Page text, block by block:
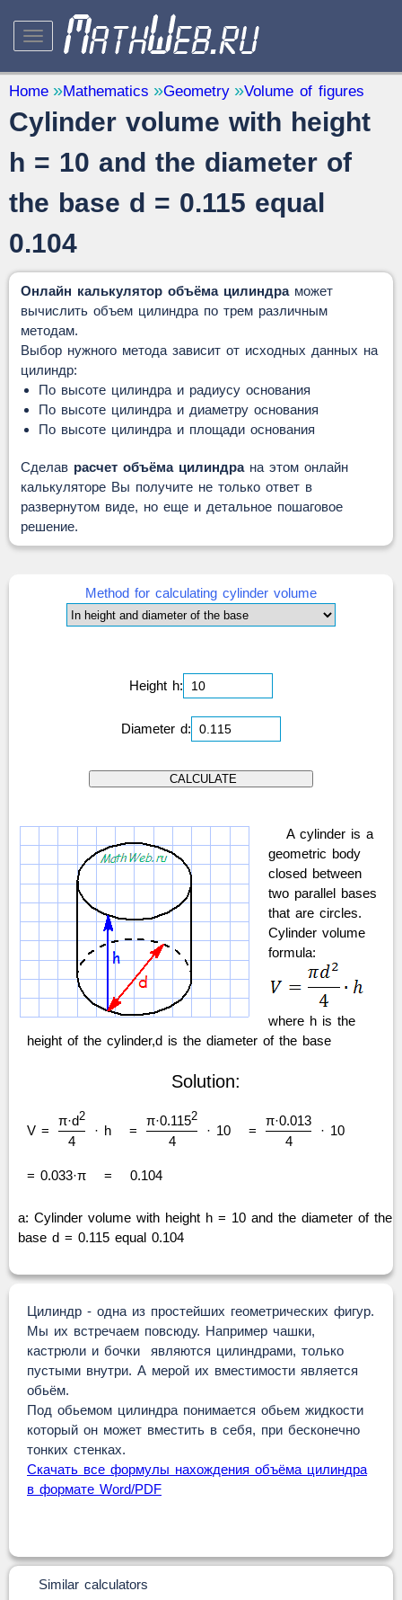
STUDY AND SCIENCE — 32
Mathematics — 31
QUANTITY CONVERTERS — 2
Home Mathematics Geometry Volume of figures
Cylinder volume with height
h = 10 and the diameter of
the base d = 0.115 equal
0.104
Онлайн калькулятор объёма цилиндраможет
вычислить объем цилиндра по трем различным
методам.
Выбор нужного метода зависит от исходных данных на
цилиндр:
По высоте цилиндра и радиусу основания
По высоте цилиндра и диаметру основания
По высоте цилиндра и площади основания
Сделав расчет объёма цилиндрана этом онлайн
калькуляторе Вы получите не только ответ в
развернутом виде, но еще и детальное пошаговое
решение.
Method for calculating cylinder volume
Height h:
Diameter d:
A cylinder is a
geometric body
closed between
two parallel bases
that are circles.
Cylinder volume
formula:
where h is the
height of the cylinder,d is the diameter of the base
Solution:
V =
π·d2
4
· h =
π·0.1152
4
· 10 =
π·0.013
4
· 10
= 0.033·π = 0.104
a: Cylinder volume with height h = 10 and the diameter of the
base d = 0.115 equal 0.104
Цилиндр - одна из простейших геометрических фигур.
Мы их встречаем повсюду. Например чашки,
кастрюли и бочки являются цилиндрами, только
пустыми внутри. А мерой их вместимости является
обьём.
Под обьемом цилиндра понимается обьем жидкости
который он может вместить в себя, при бесконечно
тонких стенках.
Скачать все формулы нахождения объёма цилиндра
в формате Word/PDF
Similar calculators